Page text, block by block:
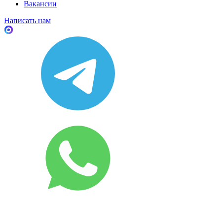
Вакансии
Написать нам